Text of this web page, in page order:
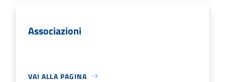
Associazioni
VAI ALLA PAGINA